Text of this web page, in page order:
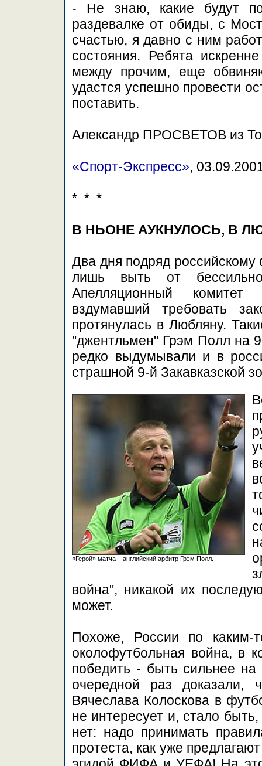
- Не знаю, какие будут
раздевалке от обиды, с
счастью, я давно с ним
состояния. Ребята
между прочим, еще
удастся успешно провести
поставить.
Александр ПРОСВЕТОВ из
«Спорт-Экспресс»,
* * *
В НЬОНЕ АУКНУЛОСЬ, В
Два дня подряд
лишь выть от
Апелляционный
вздумавший требовать
протянулась в Любляну.
"джентльмен" Грэм Полл на
редко выдумывали и в
страшной 9-й Закавказской
«Герой» матча – английский арбитр Грэм Полл.
война", никакой их
может.
Похоже, России по каким-
околофутбольная война, в
победить - быть сильнее
очередной раз доказали,
Вячеслава Колоскова в
не интересует и, стало
нет: надо принимать
протеста, как уже